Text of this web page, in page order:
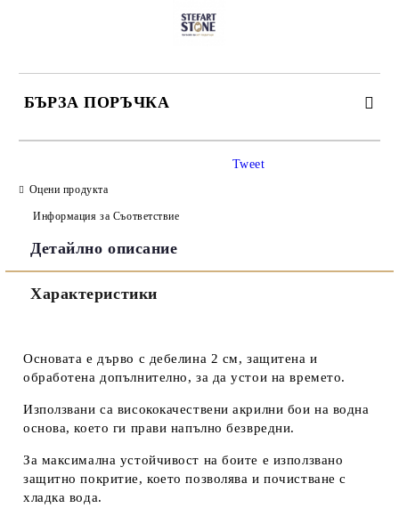
БЪРЗА ПОРЪЧКА
Ние ще се свържем с вас в рамките на работния ден.
Tweet
Оцени продукта
Информация за Съответствие
Детайлно описание
Характеристики
Основата е дърво с дебелина 2 см, защитена и
обработена допълнително, за да устои на времето.
Използвани са висококачествени акрилни бои на водна
основа, което ги прави напълно безвредни.
За максимална устойчивост на боите е използвано
защитно покритие, което позволява и почистване с
хладка вода.